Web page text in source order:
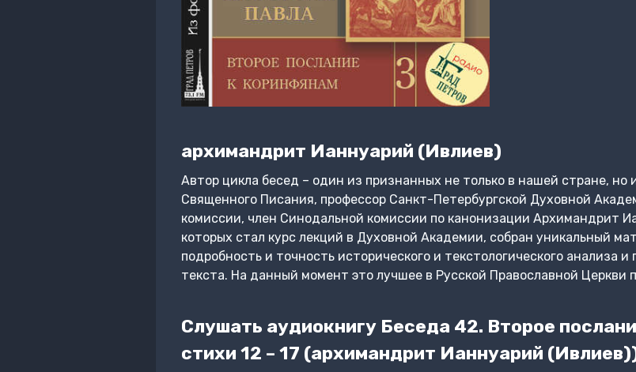
архимандрит Ианнуарий (Ивлиев)
Автор цикла бесед – один из признанных не только в нашей стране,
Священного Писания, профессор Санкт-Петербургской Духовной
комиссии, член Синодальной комиссии по канонизации Архимандрит
которых стал курс лекций в Духовной Академии, собран уникальный
подробность и точность исторического и текстологического анализа и
текста. На данный момент это лучшее в Русской Православной Церкви
Слушать аудиокнигу Беседа 42. Второе
стихи 12 – 17 (архимандрит Ианнуарий